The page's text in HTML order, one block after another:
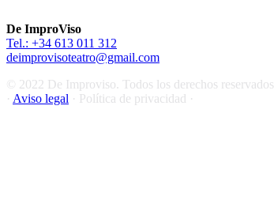
De ImproViso
Tel.: +34 613 011 312
deimprovisoteatro@gmail.com
© 2022 De Improviso. Todos los derechos reservados.
· Aviso legal · Política de privacidad ·